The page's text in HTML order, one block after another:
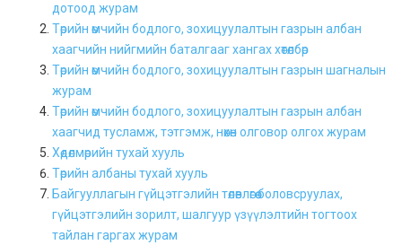
дотоод журам
Төрийн өмчийн бодлого, зохицуулалтын газрын албан
хаагчийн нийгмийн баталгааг хангах хөтөлбөр
Төрийн өмчийн бодлого, зохицуулалтын газрын шагналын
журам
Төрийн өмчийн бодлого, зохицуулалтын газрын албан
хаагчид тусламж, тэтгэмж, нөхөн олговор олгох журам
Хөдөлмөрийн тухай хууль
Төрийн албаны тухай хууль
Байгууллагын гүйцэтгэлийн төлөвлөгөө боловсруулах,
гүйцэтгэлийн зорилт, шалгуур үзүүлэлтийн тогтоох
тайлан гаргах журам